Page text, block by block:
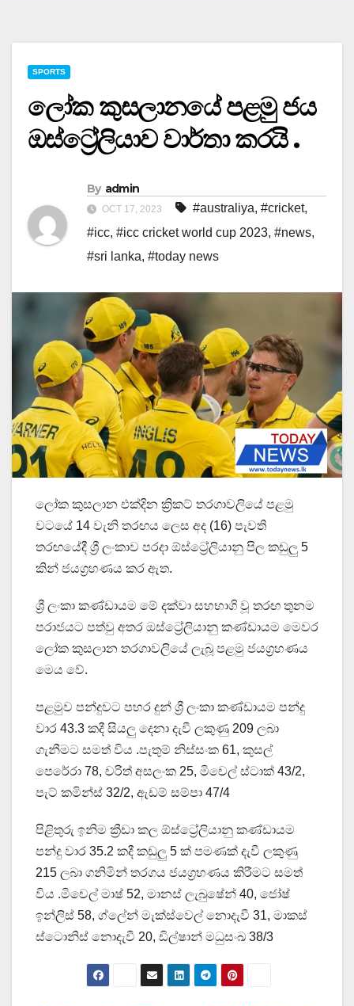
SPORTS
ලෝක කුසලානයේ පළමු ජය
ඔස්ට්‍රේලියාව වාර්තා කරයි .
By admin
OCT 17, 2023 #australiya, #cricket,
#icc, #icc cricket world cup 2023, #news,
#sri lanka, #today news
ලෝක කුසලාන එක්දින ක්‍රිකට් තරගාවලියේ පළමු
වටයේ 14 වැනි තරඟය ලෙස අද (16) පැවති
තරඟයේදී ශ්‍රී ලංකාව පරදා ඕස්ට්‍රේලියානු පිල කඩුලු 5
කින් ජයග්‍රහණය කර ඇත.
ශ්‍රී ලංකා කණ්ඩායම මේ දක්වා සහභාගි වූ තරඟ තුනම
පරාජයට පත්වු අතර ඔස්ට්‍රේලියානු කණ්ඩායම මෙවර
ලෝක කුසලාන තරගාවලියේ ලැබූ පළමු ජයග්‍රහණය
මෙය වේ.
පළමුව පන්දුවට පහර දුන් ශ්‍රී ලංකා කණ්ඩායම පන්දු
වාර 43.3 කදී සියලු දෙනා දැවී ලකුණු 209 ලබා
ගැනීමට සමත් විය .පැතුම් නිස්සංක 61, කුසල්
පෙරේරා 78, චරිත් අසලංක 25, මිචෙල් ස්ටාක් 43/2,
පැට් කමින්ස් 32/2, ඇඩම් සම්පා 47/4
පිළිතුරු ඉනිම ක්‍රීඩා කල ඕස්ට්‍රේලියානු කණ්ඩායම
පන්දු වාර 35.2 කදී කඩුලු 5 ක් පමණක් දැවී ලකුණු
215 ලබා ගනිමින් තරගය ජයග්‍රහණය කිරීමට සමත්
විය .මිචෙල් මාෂ් 52, මානස් ලැබුෂේන් 40, ජෝෂ්
ඉන්ලිස් 58, ග්ලේන් මැක්ස්වෙල් නොදැවී 31, මාකස්
ස්ටොනිස් නොදැවී 20, ඩිල්ෂාන් මධුසංඛ 38/3